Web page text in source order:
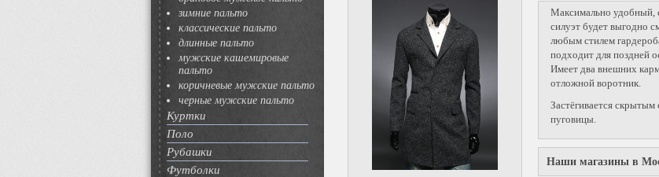
зимние пальто
классические пальто
длинные пальто
мужские кашемировые
пальто
коричневые мужские пальто
черные мужские пальто
Куртки
Поло
Рубашки
Футболки
Максимально удобный,
силуэт будет выгодно
любым стилем
подходит для поздней
Имеет два внешних
отложной воротник.
Застёгивается
пуговицы.
Наши магазины в